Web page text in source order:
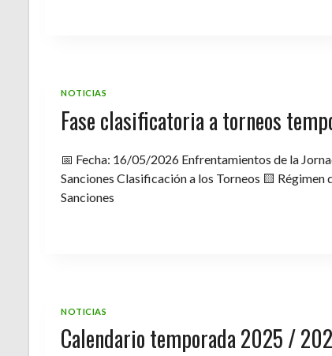
NOTICIAS
Fase clasificatoria a torneos
📅 Fecha: 16/05/2026 Enfrentamientos de la
Sanciones Clasificación a los Torneos 🟨
Sanciones
NOTICIAS
Calendario temporada 2025 /